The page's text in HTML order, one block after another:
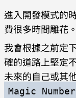
進入開發模式的
費很多時間雕花。
我會根據之前定
確的道路上堅定
未來的自己或其
Magic Number